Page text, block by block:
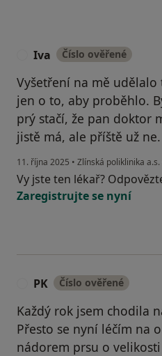
Iva Číslo ověřené
Vyšetření na mě
jen o to, aby proběhlo.
prý stačí, že pan doktor
jistě má, ale příště už ne.
11. října 2025 • Zlínská poliklinika a.s.
Vy jste ten lékař?
Zaregistrujte se nyní
PK Číslo ověřené
Každý rok jsem chodila
Přesto se nyní léčím na
nádorem prsu o